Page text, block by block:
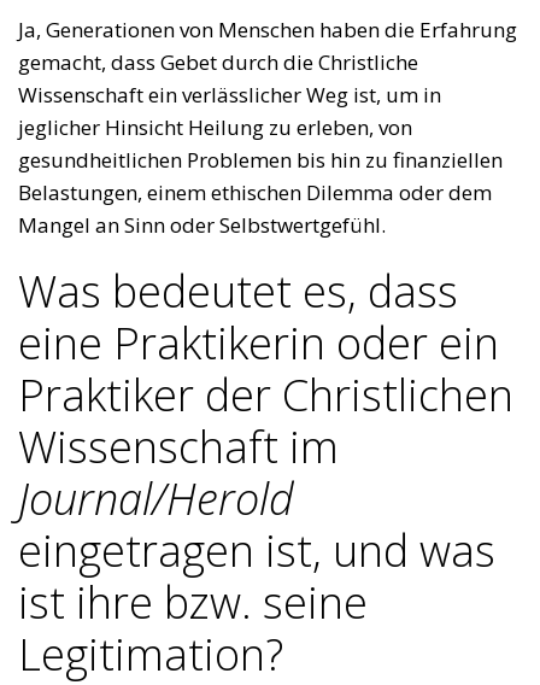
Ja, Generationen von Menschen haben die Erfahrung
gemacht, dass Gebet durch die Christliche
Wissenschaft ein verlässlicher Weg ist, um in
jeglicher Hinsicht Heilung zu erleben, von
gesundheitlichen Problemen bis hin zu finanziellen
Belastungen, einem ethischen Dilemma oder dem
Mangel an Sinn oder Selbstwertgefühl.
Was bedeutet es, dass
eine Praktikerin oder ein
Praktiker der Christlichen
Wissenschaft im
Journal/Herold
eingetragen ist, und was
ist ihre bzw. seine
Legitimation?